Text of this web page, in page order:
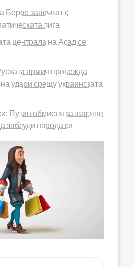
Берое започват с
лига
централа на Асад се
армия провежда
удари срещу украинската
Путин обмисля затваряне
заблуди народа си